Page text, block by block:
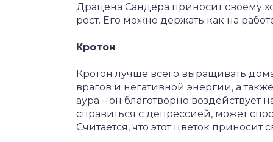
Драцена Сандера приносит своему
рост. Его можно держать как на
Кротон
Кротон лучше всего выращивать
врагов и негативной энергии, а
аура – он благотворно воздействует
справиться с депрессией, может
Считается, что этот цветок приносит